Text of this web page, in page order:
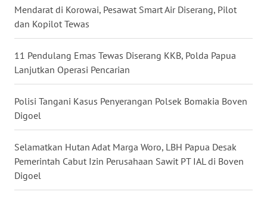
Mendarat di Korowai, Pesawat Smart Air Diserang, Pilot
dan Kopilot Tewas
11 Pendulang Emas Tewas Diserang KKB, Polda Papua
Lanjutkan Operasi Pencarian
Polisi Tangani Kasus Penyerangan Polsek Bomakia Boven
Digoel
Selamatkan Hutan Adat Marga Woro, LBH Papua Desak
Pemerintah Cabut Izin Perusahaan Sawit PT IAL di Boven
Digoel
KALBAR
KALTENG
KALTARA
KALSEL
WN
KALTIM